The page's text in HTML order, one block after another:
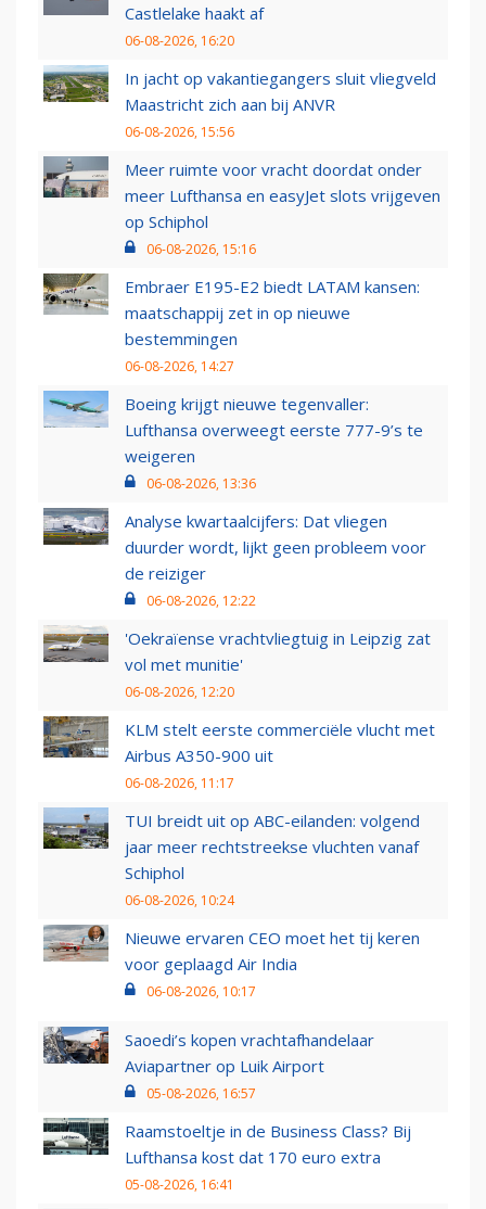
Castlelake haakt af
06-08-2026, 16:20
In jacht op vakantiegangers sluit vliegveld
Maastricht zich aan bij ANVR
06-08-2026, 15:56
Meer ruimte voor vracht doordat onder
meer Lufthansa en easyJet slots vrijgeven
op Schiphol
06-08-2026, 15:16
Embraer E195-E2 biedt LATAM kansen:
maatschappij zet in op nieuwe
bestemmingen
06-08-2026, 14:27
Boeing krijgt nieuwe tegenvaller:
Lufthansa overweegt eerste 777-9’s te
weigeren
06-08-2026, 13:36
Analyse kwartaalcijfers: Dat vliegen
duurder wordt, lijkt geen probleem voor
de reiziger
06-08-2026, 12:22
'Oekraïense vrachtvliegtuig in Leipzig zat
vol met munitie'
06-08-2026, 12:20
KLM stelt eerste commerciële vlucht met
Airbus A350-900 uit
06-08-2026, 11:17
TUI breidt uit op ABC-eilanden: volgend
jaar meer rechtstreekse vluchten vanaf
Schiphol
06-08-2026, 10:24
Nieuwe ervaren CEO moet het tij keren
voor geplaagd Air India
06-08-2026, 10:17
Saoedi’s kopen vrachtafhandelaar
Aviapartner op Luik Airport
05-08-2026, 16:57
Raamstoeltje in de Business Class? Bij
Lufthansa kost dat 170 euro extra
05-08-2026, 16:41